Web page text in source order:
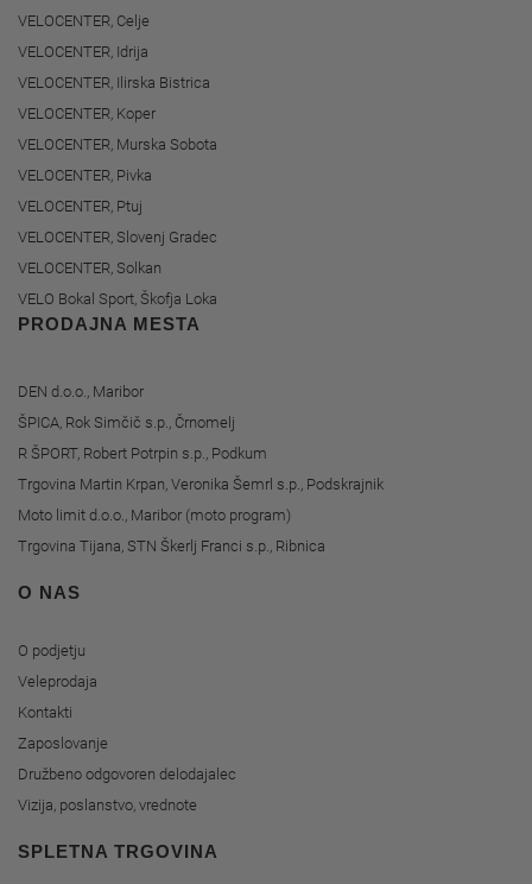
VELOCENTER, Celje
VELOCENTER, Idrija
VELOCENTER, Ilirska Bistrica
VELOCENTER, Koper
VELOCENTER, Murska Sobota
VELOCENTER, Pivka
VELOCENTER, Ptuj
VELOCENTER, Slovenj Gradec
VELOCENTER, Solkan
VELO Bokal Sport, Škofja Loka
PRODAJNA MESTA
DEN d.o.o., Maribor
ŠPICA, Rok Simčič s.p., Črnomelj
R ŠPORT, Robert Potrpin s.p., Podkum
Trgovina Martin Krpan, Veronika Šemrl s.p., Podskrajnik
Moto limit d.o.o., Maribor (moto program)
Trgovina Tijana, STN Škerlj Franci s.p., Ribnica
O NAS
O podjetju
Veleprodaja
Kontakti
Zaposlovanje
Družbeno odgovoren delodajalec
Vizija, poslanstvo, vrednote
SPLETNA TRGOVINA